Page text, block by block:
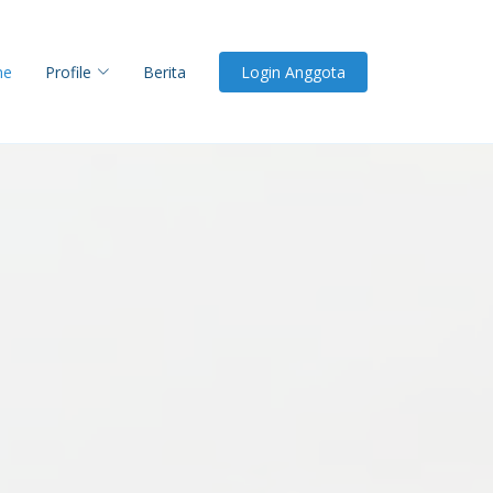
Profile Berita Login Anggota